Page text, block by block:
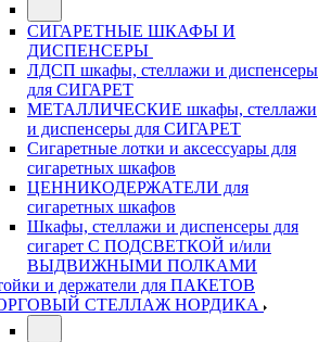
СИГАРЕТНЫЕ ШКАФЫ И
ДИСПЕНСЕРЫ
ЛДСП шкафы, стеллажи и диспенсеры
для СИГАРЕТ
МЕТАЛЛИЧЕСКИЕ шкафы, стеллажи
и диспенсеры для СИГАРЕТ
Сигаретные лотки и аксессуары для
сигаретных шкафов
ЦЕННИКОДЕРЖАТЕЛИ для
сигаретных шкафов
Шкафы, стеллажи и диспенсеры для
сигарет С ПОДСВЕТКОЙ и/или
ВЫДВИЖНЫМИ ПОЛКАМИ
и держатели для ПАКЕТОВ
СТЕЛЛАЖ НОРДИКА